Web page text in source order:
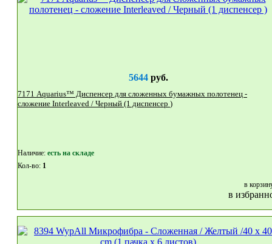
5644руб.
7171 Aquarius™ Диспенсер для сложенных бумажных полотенец -
сложение Interleaved / Черный (1 диспенсер )
Наличие: eсть на складе
Кол-во: 1
в
в